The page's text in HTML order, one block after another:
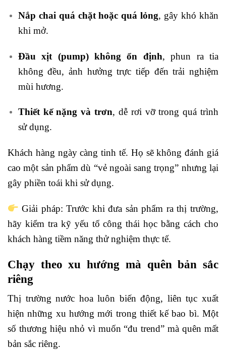
Nắp chai quá chặt hoặc quá lỏng, gây khó khăn
khi mở.
Đầu xịt (pump) không ổn định, phun ra tia
không đều, ảnh hưởng trực tiếp đến trải nghiệm
mùi hương.
Thiết kế nặng và trơn, dễ rơi vỡ trong quá trình
sử dụng.
Khách hàng ngày càng tinh tế. Họ sẽ không đánh giá
cao một sản phẩm dù “vẻ ngoài sang trọng” nhưng lại
gây phiền toái khi sử dụng.
Giải pháp: Trước khi đưa sản phẩm ra thị trường,
hãy kiểm tra kỹ yếu tố công thái học bằng cách cho
khách hàng tiềm năng thử nghiệm thực tế.
Chạy theo xu hướng mà quên bản sắc
riêng
Thị trường nước hoa luôn biến động, liên tục xuất
hiện những xu hướng mới trong thiết kế bao bì. Một
số thương hiệu nhỏ vì muốn “đu trend” mà quên mất
bản sắc riêng.